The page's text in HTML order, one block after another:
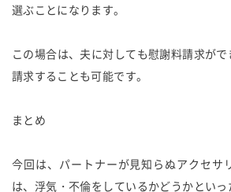
選ぶことになります。
この場合は、夫に対しても慰謝料請求が
請求することも可能です。
まとめ
今回は、パートナーが見知らぬアクセサ
は、浮気・不倫をしているかどうかとい